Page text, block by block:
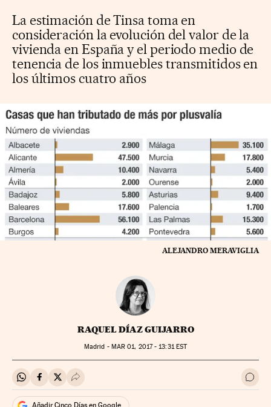
La estimación de Tinsa toma en
consideración la evolución del valor de la
vivienda en España y el periodo medio de
tenencia de los inmuebles transmitidos en
los últimos cuatro años
ALEJANDRO MERAVIGLIA
RAQUEL DÍAZ GUIJARRO
Madrid - MAR 01, 2017 - 13:31EST
Compartir en Whatsapp
Compartir en Facebook
Compartir en Twitter
Desplegar Redes Sociales Ir a
Añadir Cinco Días en Google